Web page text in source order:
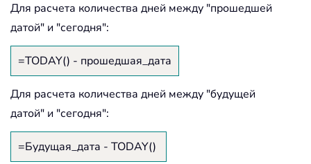
Для расчета количества дней между "прошедшей
датой" и "сегодня":
=TODAY() - прошедшая_дата
Для расчета количества дней между "будущей
датой" и "сегодня":
=Будущая_дата - TODAY()